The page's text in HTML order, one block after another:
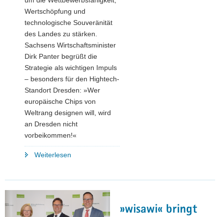
Wertschöpfung und
technologische Souveränität
des Landes zu stärken.
Sachsens Wirtschaftsminister
Dirk Panter begrüßt die
Strategie als wichtigen Impuls
– besonders für den Hightech-
Standort Dresden: »Wer
europäische Chips von
Weltrang designen will, wird
an Dresden nicht
vorbeikommen!«
Weiterlesen
sieht
große
»wisawi« bringt